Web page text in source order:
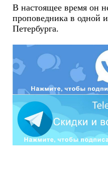
В настоящее время он
проповедника в одной
Петербурга.